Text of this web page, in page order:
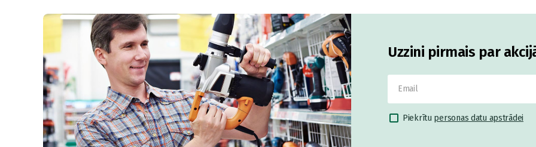
Uzzini pirmais par
Piekrītu personas datu apstrādei